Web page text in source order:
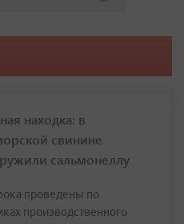
находка: в
свинине
сальмонеллу
проведены по
производственного